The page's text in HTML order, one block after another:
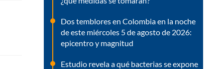
Dos temblores en Colombia en la noche
de este miércoles 5 de agosto de 2026:
epicentro y magnitud
Estudio revela a qué bacterias se expone